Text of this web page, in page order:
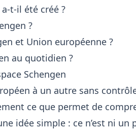
t-il été créé ?
?
et Union européenne ?
au quotidien ?
Schengen
à un autre sans
ce que permet de
idée simple : ce n’est ni un